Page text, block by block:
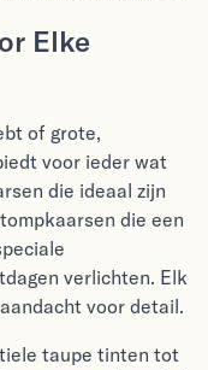
Elke
of grote,
voor ieder wat
die ideaal zijn
die een
verlichten. Elk
voor detail.
taupe tinten tot